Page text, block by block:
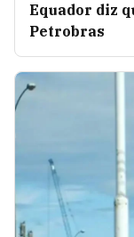
Equador diz
Petrobras